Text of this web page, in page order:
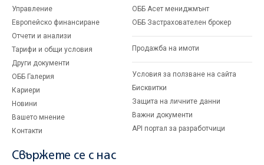
Управление
Европейско финансиране
Отчети и анализи
Тарифи и общи условия
Други документи
ОББ Галерия
Кариери
Новини
Вашето мнение
Контакти
ОББ Асет мениджмънт
ОББ Застрахователен брокер
Продажба на имоти
Условия за ползване на сайта
Бисквитки
Защита на личните данни
Важни документи
API портал за разработчици
Свържете се с нас